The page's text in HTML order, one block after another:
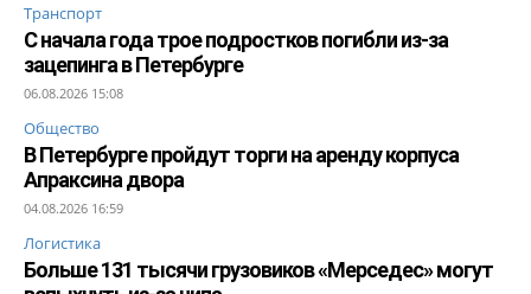
Транспорт
С начала года трое подростков погибли из-за
зацепинга в Петербурге
06.08.2026 15:08
Общество
В Петербурге пройдут торги на аренду корпуса
Апраксина двора
04.08.2026 16:59
Логистика
Больше 131 тысячи грузовиков «Мерседес» могут